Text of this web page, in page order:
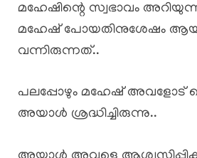
മഹേഷിന്റെ സ്വഭാവം
മഹേഷ് പോയതിനുശേഷം
വന്നിരുന്നത്..
പലപ്പോഴും മഹേഷ് അവളോട്
അയാൾ ശ്രദ്ധിച്ചിരുന്നു..